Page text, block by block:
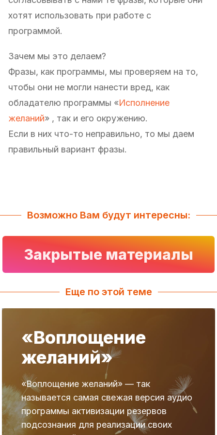
хотят использовать при работе с
программой.
Зачем мы это делаем?
Фразы, как программы, мы проверяем на то,
чтобы они не могли нанести вред, как
обладателю программы «Исполнение
желаний» , так и его окружению.
Если в них что-то неправильно, то мы даем
правильный вариант фразы.
Возможно Вам будут интересны:
Закрытые материалы
Еще по этой теме
«Воплощение
желаний»
«Воплощение желаний» — так
называется самая свежая версия аудио
программы активизации резервов
подсознания для реализации своих